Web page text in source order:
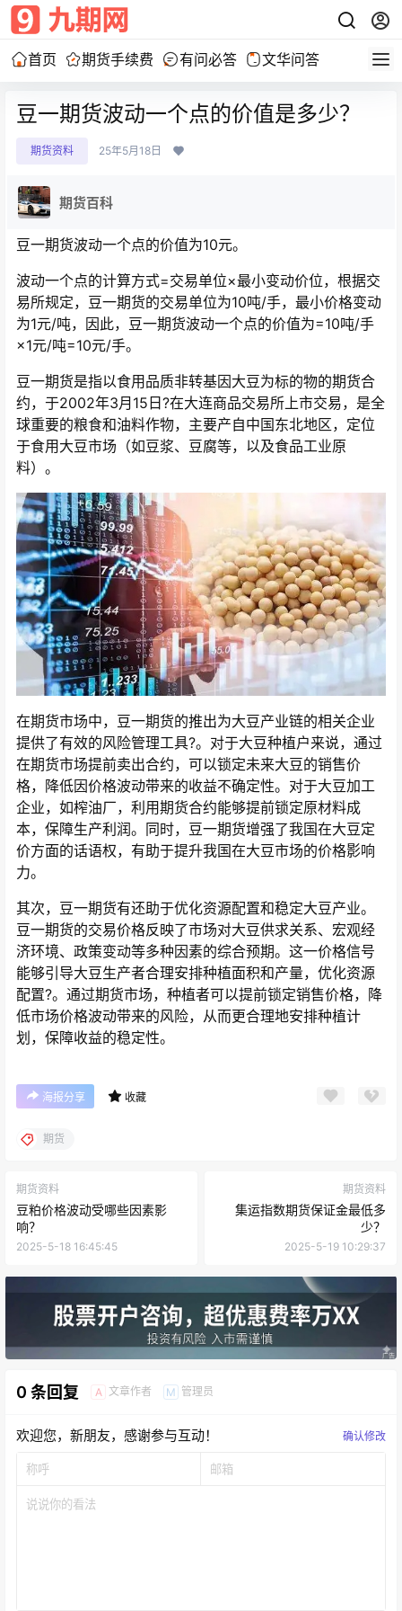
首页 期货手续费 有问必答 文华问答
豆一期货波动一个点的价值是多少？
期货资料 25年5月18日
期货百科
豆一期货波动一个点的价值为10元。
波动一个点的计算方式=交易单位×最小变动价位，根据交
易所规定，豆一期货的交易单位为10吨/手，最小价格变动
为1元/吨，因此，豆一期货波动一个点的价值为=10吨/手
×1元/吨=10元/手。
豆一期货是指以食用品质非转基因大豆为标的物的期货合
约，于2002年3月15日?在大连商品交易所上市交易，是全
球重要的粮食和油料作物，主要产自中国东北地区，定位
于食用大豆市场（如豆浆、豆腐等，以及食品工业原
料）。
在期货市场中，豆一期货的推出为大豆产业链的相关企业
提供了有效的风险管理工具?。对于大豆种植户来说，通过
在期货市场提前卖出合约，可以锁定未来大豆的销售价
格，降低因价格波动带来的收益不确定性。对于大豆加工
企业，如榨油厂，利用期货合约能够提前锁定原材料成
本，保障生产利润。同时，豆一期货增强了我国在大豆定
价方面的话语权，有助于提升我国在大豆市场的价格影响
力。
其次，豆一期货有还助于优化资源配置和稳定大豆产业。
豆一期货的交易价格反映了市场对大豆供求关系、宏观经
济环境、政策变动等多种因素的综合预期。这一价格信号
能够引导大豆生产者合理安排种植面积和产量，优化资源
配置?。通过期货市场，种植者可以提前锁定销售价格，降
低市场价格波动带来的风险，从而更合理地安排种植计
划，保障收益的稳定性。
海报分享 收藏
期货
期货资料
豆粕价格波动受哪些因素影
响？
2025-5-18 16:45:45
期货资料
集运指数期货保证金最低多
少？
2025-5-19 10:29:37
0 条回复 A 文章作者 M 管理员
欢迎您，新朋友，感谢参与互动！ 确认修改